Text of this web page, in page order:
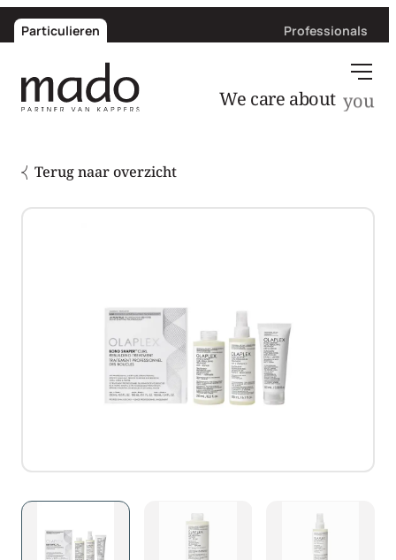
Particulieren Professionals
We care about
you
Terug naar overzicht